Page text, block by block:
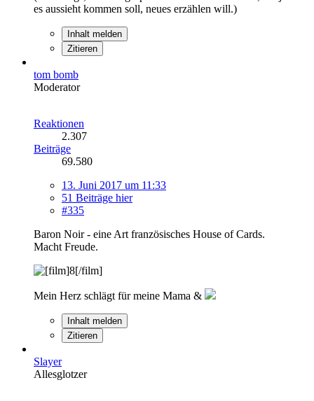
es aussieht kommen soll, neues erzählen will.)
Inhalt melden
Zitieren
tom bomb
Moderator
Reaktionen
2.307
Beiträge
69.580
13. Juni 2017 um 11:33
51 Beiträge hier
#335
Baron Noir - eine Art französisches House of Cards.
Macht Freude.
Mein Herz schlägt für meine Mama &
Inhalt melden
Zitieren
Slayer
Allesglotzer